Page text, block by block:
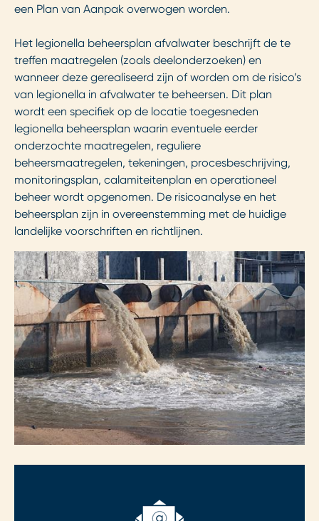
een Plan van Aanpak overwogen worden.
Het legionella beheersplan afvalwater beschrijft de te
treffen maatregelen (zoals deelonderzoeken) en
wanneer deze gerealiseerd zijn of worden om de risico’s
van legionella in afvalwater te beheersen. Dit plan
wordt een specifiek op de locatie toegesneden
legionella beheersplan waarin eventuele eerder
onderzochte maatregelen, reguliere
beheersmaatregelen, tekeningen, procesbeschrijving,
monitoringsplan, calamiteitenplan en operationeel
beheer wordt opgenomen. De risicoanalyse en het
beheersplan zijn in overeenstemming met de huidige
landelijke voorschriften en richtlijnen.